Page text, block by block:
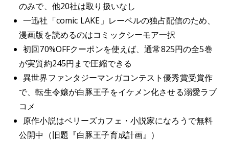
のみで、他20社は取り扱いなし
一迅社「comic LAKE」レーベルの独占配信のため、
漫画版を読めるのはコミックシーモア一択
初回70%OFFクーポンを使えば、通常825円の全5巻
が実質約245円まで圧縮できる
異世界ファンタジーマンガコンテスト優秀賞受賞作
で、転生令嬢が白豚王子をイケメン化させる溺愛ラブ
コメ
原作小説はベリーズカフェ・小説家になろうで無料
公開中（旧題『白豚王子育成計画』）